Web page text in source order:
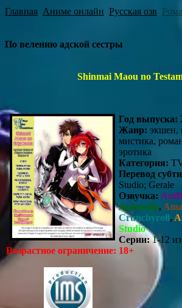
Главная Аниме онлайн Русская озв
По велению адской сестры
Shinmai Maou no
Год выпуска:
Жанр: экшен,
мистика,
эротика
Категория:
Перевод
Studio; Gerale
Озвучка:
Animedia,
Crunchyroll,
Studio
Серии:1-12
Возрастное ограничение: 18+